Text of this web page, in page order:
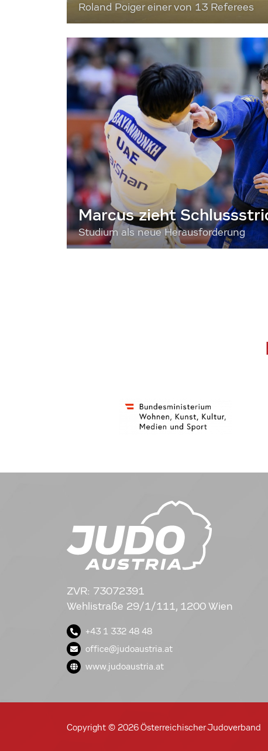
Roland Poiger einer von 13 Referees
Marcus zieht
Studium als neue Herausforderung
ZVR: 73072391
Wehlistraße 29/1/111, 1200 Wien
+43 1 332 48 48
office@judoaustria.at
www.judoaustria.at
Copyright © 2026 Österreichischer Judoverband